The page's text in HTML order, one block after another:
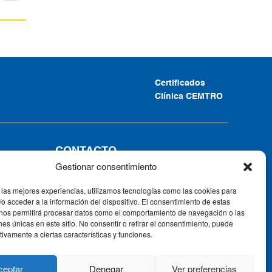
Gestionar consentimiento
mejores experiencias, utilizamos tecnologías como las cookies para
acceder a la información del dispositivo. El consentimiento de estas
permitirá procesar datos como el comportamiento de navegación o las
únicas en este sitio. No consentir o retirar el consentimiento, puede
a ciertas características y funciones.
Denegar Ver preferencias
Certificados
Clínica CEMTRO
CONTACTO